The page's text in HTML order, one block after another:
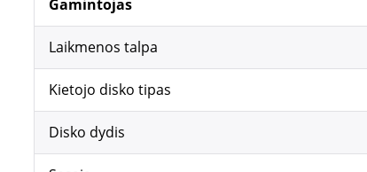
Gamintojas
Laikmenos talpa
Kietojo disko tipas
Disko dydis